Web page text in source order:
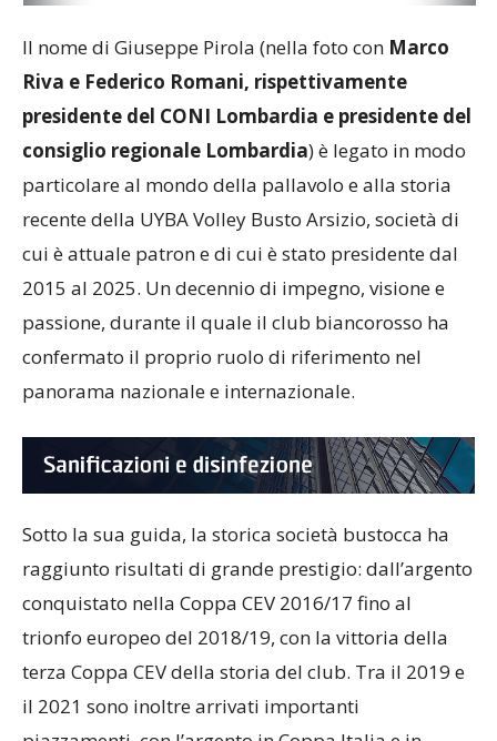
Il nome di Giuseppe Pirola (nella foto con
Riva e Federico Romani, rispettivamente
presidente del CONI Lombardia e presidente del
Sotto la sua guida, la storica società bustocca ha
raggiunto risultati di grande prestigio: dall’argento
conquistato nella Coppa CEV 2016/17 fino al
trionfo europeo del 2018/19, con la vittoria della
terza Coppa CEV della storia del club. Tra il 2019 e
il 2021 sono inoltre arrivati importanti